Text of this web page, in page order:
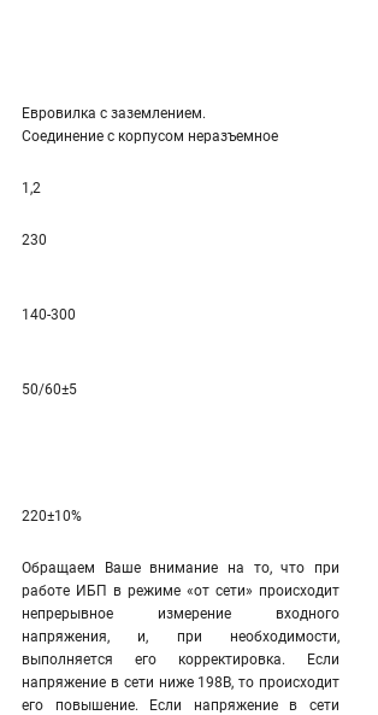
Евровилка с заземлением.
Соединение с корпусом неразъемное
1,2
230
140-300
50/60±5
220±10%
Обращаем Ваше внимание на то, что при
работе ИБП в режиме «от сети» происходит
непрерывное измерение входного
напряжения, и, при необходимости,
выполняется его корректировка. Если
напряжение в сети ниже 198В, то происходит
его повышение. Если напряжение в сети